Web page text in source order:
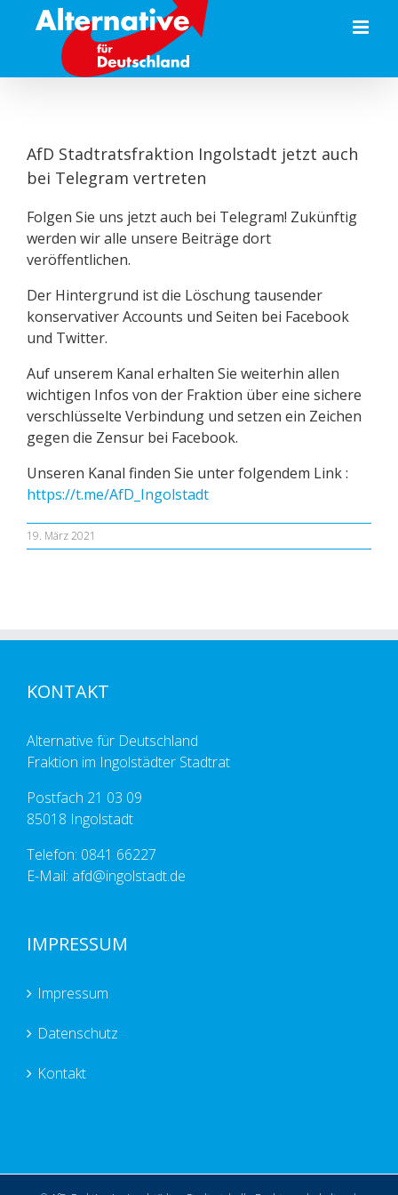
AfD Stadtratsfraktion Ingolstadt jetzt auch
bei Telegram vertreten
Folgen Sie uns jetzt auch bei Telegram! Zukünftig
werden wir alle unsere Beiträge dort
veröffentlichen.
Der Hintergrund ist die Löschung tausender
konservativer Accounts und Seiten bei Facebook
und Twitter.
Auf unserem Kanal erhalten Sie weiterhin allen
wichtigen Infos von der Fraktion über eine sichere
verschlüsselte Verbindung und setzen ein Zeichen
gegen die Zensur bei Facebook.
Unseren Kanal finden Sie unter folgendem Link :
https://t.me/AfD_Ingolstadt
19. März 2021
KONTAKT
Alternative für Deutschland
Fraktion im Ingolstädter Stadtrat
Postfach 21 03 09
85018 Ingolstadt
Telefon: 0841 66227
E-Mail: afd@ingolstadt.de
IMPRESSUM
Impressum
Datenschutz
Kontakt